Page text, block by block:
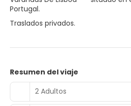
Portugal.
Traslados privados.
Resumen del viaje
2 Adultos